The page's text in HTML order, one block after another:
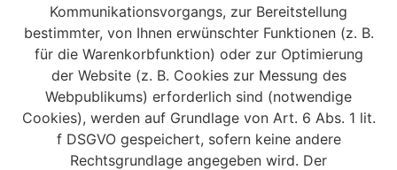
Kommunikationsvorgangs, zur Bereitstellung
bestimmter, von Ihnen erwünschter Funktionen (z. B.
für die Warenkorbfunktion) oder zur Optimierung
der Website (z. B. Cookies zur Messung des
Webpublikums) erforderlich sind (notwendige
Cookies), werden auf Grundlage von Art. 6 Abs. 1 lit.
f DSGVO gespeichert, sofern keine andere
Rechtsgrundlage angegeben wird. Der